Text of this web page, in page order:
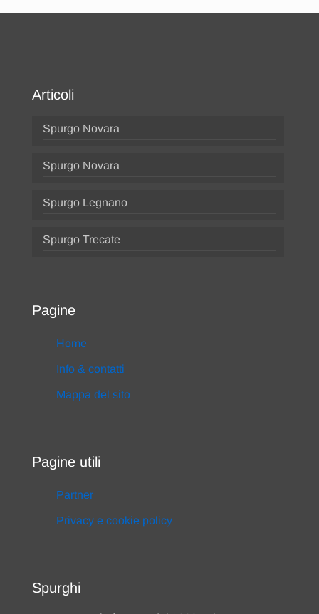
Articoli
Spurgo Novara
Spurgo Novara
Spurgo Legnano
Spurgo Trecate
Pagine
Home
Info & contatti
Mappa del sito
Pagine utili
Partner
Privacy e cookie policy
Spurghi